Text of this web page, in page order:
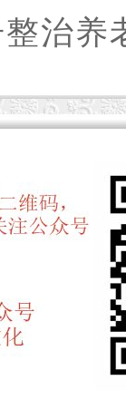
治养